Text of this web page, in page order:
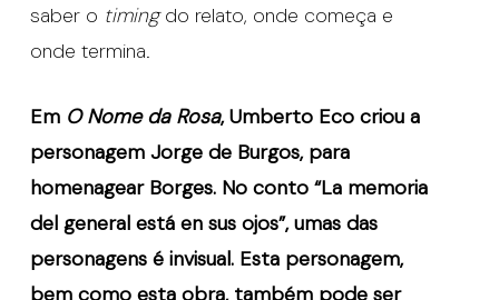
saber o timingdo relato, onde começa e
onde termina.
Em O Nome da Rosa, Umberto Eco criou a
personagem Jorge de Burgos, para
homenagear Borges. No conto “La memoria
del general está en sus ojos”, umas das
personagens é invisual. Esta personagem,
bem como esta obra, também pode ser